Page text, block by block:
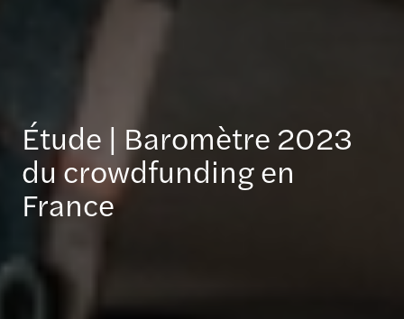
Étude | Baromètre 2023
du crowdfunding en
France